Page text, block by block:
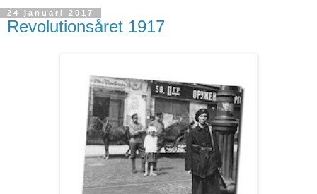
24 januari 2017
Revolutionsåret 1917